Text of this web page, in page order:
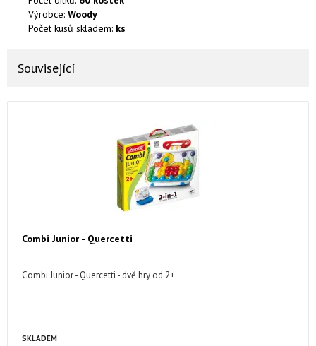
Výrobce: Woody
Počet kusů skladem: ks
Související
Combi Junior - Quercetti
Combi Junior - Quercetti - dvě hry od 2+
SKLADEM